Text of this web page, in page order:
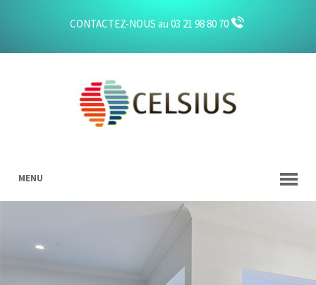
CONTACTEZ-NOUS au 03 21 98 80 70
MENU